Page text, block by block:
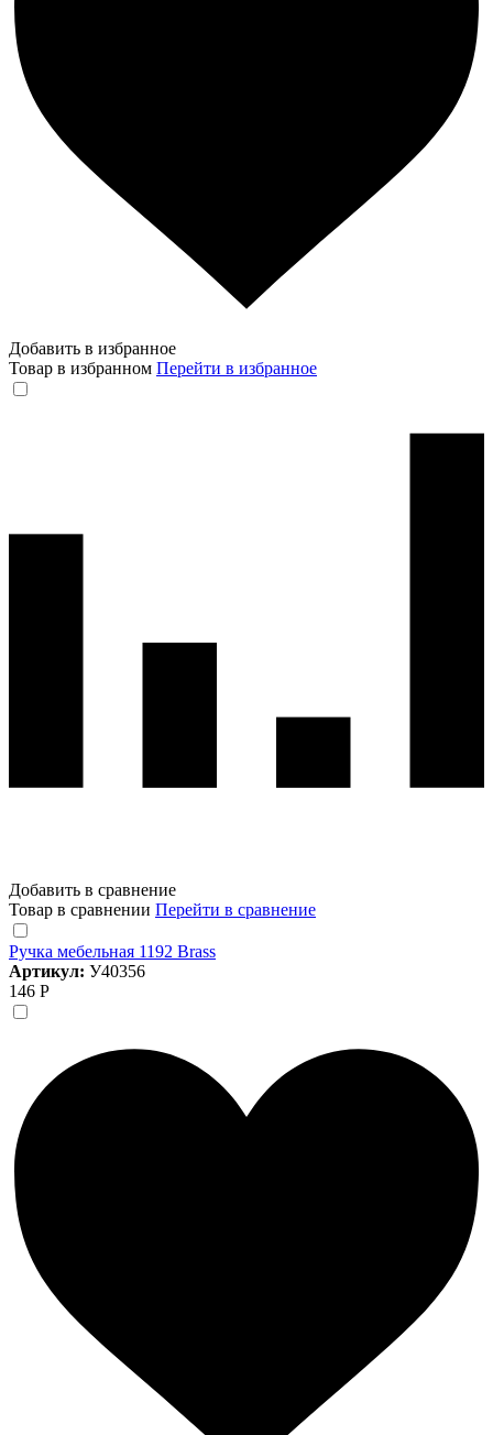
Добавить в избранное
Товар в избранном Перейти в избранное
Добавить в сравнение
Товар в сравнении Перейти в сравнение
Ручка мебельная 1192 Brass
Артикул: У40356
146 Р